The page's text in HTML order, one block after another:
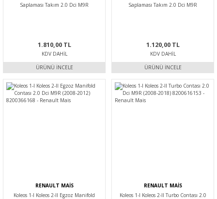
Saplaması Takım 2.0 Dci M9R
1.810,00 TL
KDV DAHIL
ÜRÜNÜ İNCELE
Saplaması Takım 2.0 Dci M9R
1.120,00 TL
KDV DAHIL
ÜRÜNÜ İNCELE
RENAULT MAİS
Koleos 1-I Koleos 2-II Egzoz Manifold
RENAULT MAİS
Koleos 1-I Koleos 2-II Turbo Contası 2.0